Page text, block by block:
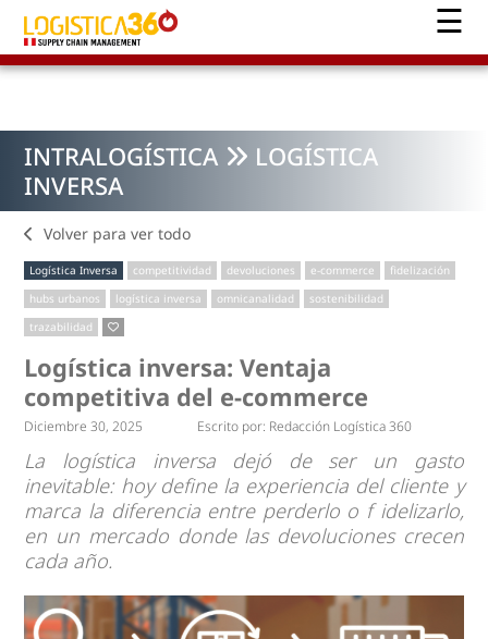
INTRALOGÍSTICA
LOGÍSTICA
INVERSA
Volver para ver todo
Logística Inversa competitividad devoluciones e-commerce
fidelización
hubs urbanos
logística inversa omnicanalidad
sostenibilidad
trazabilidad
Logística inversa: Ventaja
competitiva del e-commerce
Diciembre 30, 2025 Escrito por: Redacción Logística 360
La logística inversa dejó de ser un gasto
inevitable: hoy define la experiencia del cliente y
marca la diferencia entre perderlo o f idelizarlo,
en un mercado donde las devoluciones crecen
cada año.